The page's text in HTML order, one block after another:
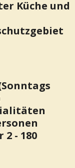
Küche und
- 180